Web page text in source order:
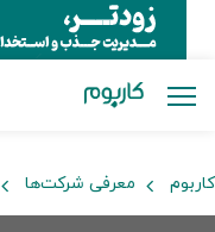
کاربوم معرفی شرکت‌ها